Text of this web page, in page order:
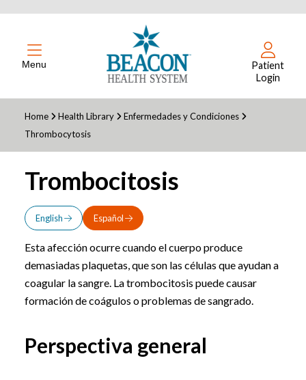
Menu
Patient
Login
Home Health Library
Enfermedades y Condiciones
Thrombocytosis
Trombocitosis
English Español
Esta afección ocurre cuando el cuerpo produce
demasiadas plaquetas, que son las células que ayudan a
coagular la sangre. La trombocitosis puede causar
formación de coágulos o problemas de sangrado.
Perspectiva general